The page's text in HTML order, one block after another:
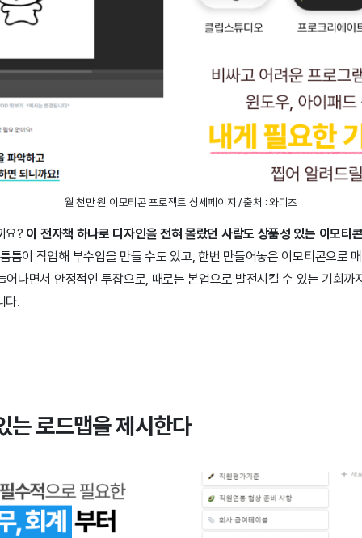
월 천만 원 이모티콘 프로젝트 상세페이지 / 출처 : 와디즈
요? 이 전자책 하나로 디자인을 전혀 몰랐던 사람도 상품성 있는 이모티
틈이 작업해 부수입을 만들 수도 있고, 한번 만들어놓은 이모티콘으로
어나면서 안정적인 투잡으로, 때로는 본업으로 발전시킬 수 있는 기회까
다.
는 로드맵을 제시한다